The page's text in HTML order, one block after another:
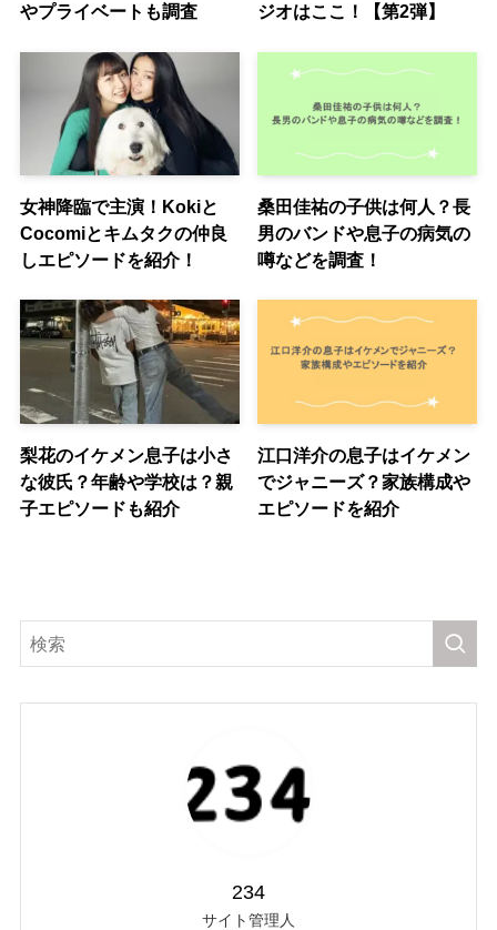
やプライベートも調査
ジオはここ！【第2弾】
女神降臨で主演！Kokiと
Cocomiとキムタクの仲良
しエピソードを紹介！
桑田佳祐の子供は何人？長
男のバンドや息子の病気の
噂などを調査！
梨花のイケメン息子は小さ
な彼氏？年齢や学校は？親
子エピソードも紹介
江口洋介の息子はイケメン
でジャニーズ？家族構成や
エピソードを紹介
234
サイト管理人